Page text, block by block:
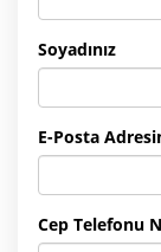
Soyadınız
E-Posta
Cep Telefonu